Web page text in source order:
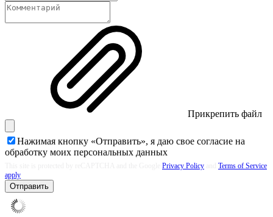
Прикрепить файл
Нажимая кнопку «Отправить», я даю свое согласие на
обработку моих персональных данных
Privacy Policy
Terms of Service
apply
Отправить